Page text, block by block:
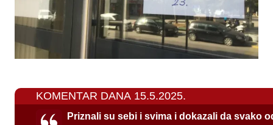
KOMENTAR DANA 15.5.2025.
Priznali su sebi i svima i dokazali da svako